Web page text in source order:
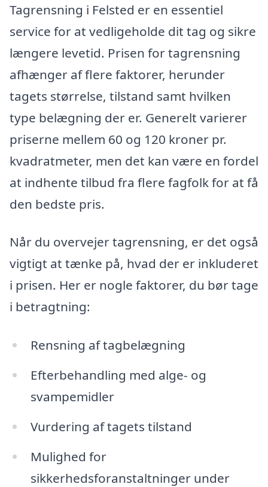
Tagrensning i Felsted er en essentiel
service for at vedligeholde dit tag og sikre
længere levetid. Prisen for tagrensning
afhænger af flere faktorer, herunder
tagets størrelse, tilstand samt hvilken
type belægning der er. Generelt varierer
priserne mellem 60 og 120 kroner pr.
kvadratmeter, men det kan være en fordel
at indhente tilbud fra flere fagfolk for at få
den bedste pris.
Når du overvejer tagrensning, er det også
vigtigt at tænke på, hvad der er inkluderet
i prisen. Her er nogle faktorer, du bør tage
i betragtning:
Rensning af tagbelægning
Efterbehandling med alge- og
svampemidler
Vurdering af tagets tilstand
Mulighed for
sikkerhedsforanstaltninger under